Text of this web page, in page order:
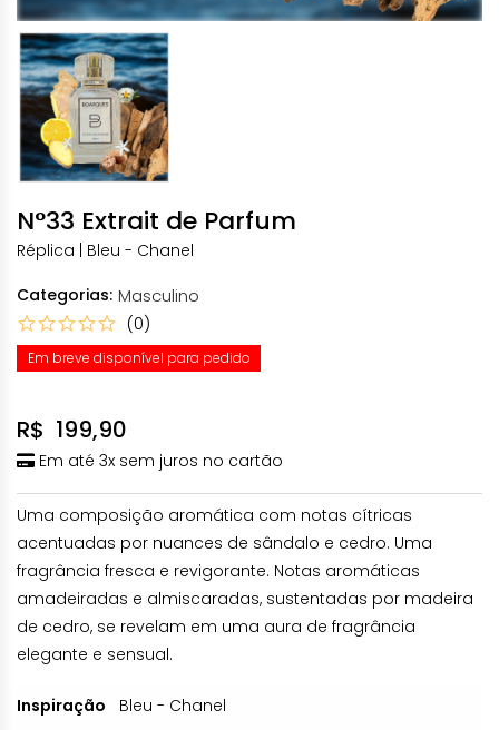
N°33 Extrait de Parfum
Réplica | Bleu - Chanel
Categorias: Masculino
(0)
Em breve disponível para pedido
R$ 199,90
Em até 3x sem juros no cartão
Uma composição aromática com notas cítricas
acentuadas por nuances de sândalo e cedro. Uma
fragrância fresca e revigorante. Notas aromáticas
amadeiradas e almiscaradas, sustentadas por madeira
de cedro, se revelam em uma aura de fragrância
elegante e sensual.
Inspiração
Bleu - Chanel